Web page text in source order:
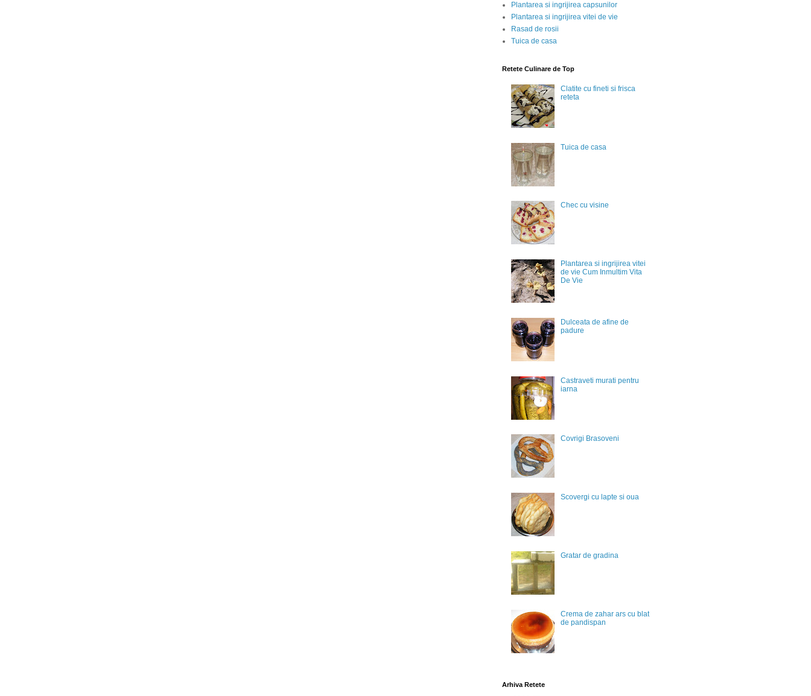
Plantarea si ingrijirea capsunilor
Plantarea si ingrijirea vitei de vie
Rasad de rosii
Tuica de casa
Retete Culinare de Top
Clatite cu fineti si frisca
reteta
Tuica de casa
Chec cu visine
Plantarea si ingrijirea vitei
de vie Cum Inmultim Vita
De Vie
Dulceata de afine de
padure
Castraveti murati pentru
iarna
Covrigi Brasoveni
Scovergi cu lapte si oua
Gratar de gradina
Crema de zahar ars cu blat
de pandispan
Arhiva Retete